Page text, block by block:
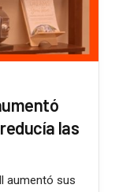
las
aumentó sus